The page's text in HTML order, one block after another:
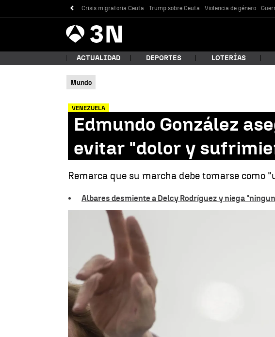
Crisis migratoria Ceuta Trump sobre Ceuta Violencia de género
Antena
3 Noticias
¿Qué estás
Buscar
ACTUALIDAD DEPORTES LOTERÍAS
Mundo
VENEZUELA
Edmundo González
evitar "dolor y
Remarca que su marcha debe tomarse como
Albares desmiente a Delcy Rodríguez y niega